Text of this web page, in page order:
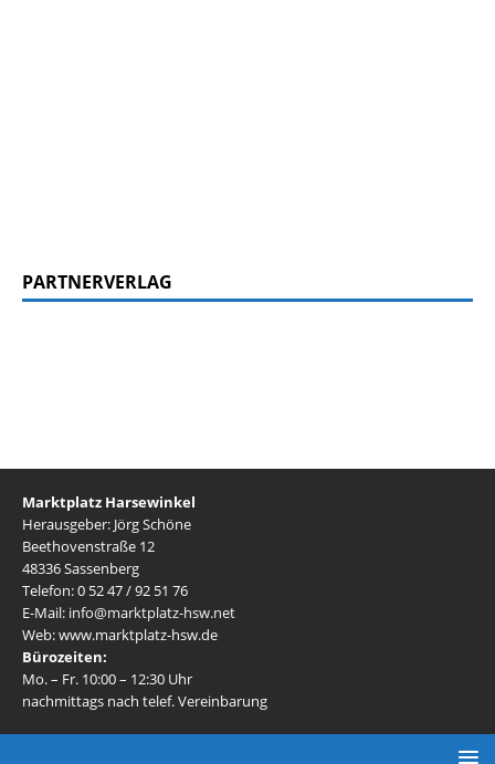
PARTNERVERLAG
Marktplatz Harsewinkel
Herausgeber: Jörg Schöne
Beethovenstraße 12
48336 Sassenberg
Telefon: 0 52 47 / 92 51 76
E-Mail: info@marktplatz-hsw.net
Web: www.marktplatz-hsw.de
Bürozeiten:
Mo. – Fr. 10:00 – 12:30 Uhr
nachmittags nach telef. Vereinbarung